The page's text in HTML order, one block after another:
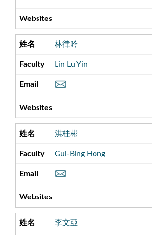
林律吟
Lin Lu Yin
洪桂彬
Gui-Bing Hong
李文亞